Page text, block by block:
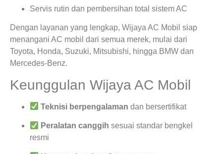
Servis rutin dan pembersihan total sistem AC
Dengan layanan yang lengkap, Wijaya AC Mobil siap
menangani AC mobil dari semua merek, mulai dari
Toyota, Honda, Suzuki, Mitsubishi, hingga BMW dan
Mercedes-Benz.
Keunggulan Wijaya AC Mobil
Teknisi berpengalaman dan bersertifikat
Peralatan canggih sesuai standar bengkel
resmi